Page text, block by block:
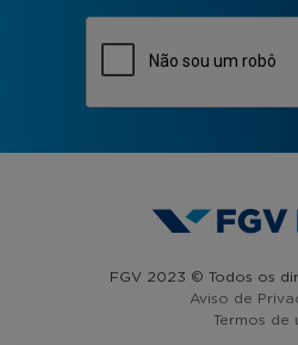
FGV 2023 © Todos os
Aviso de
Termos de